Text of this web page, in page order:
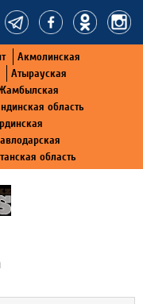
Акмолинская
Атырауская
область
область